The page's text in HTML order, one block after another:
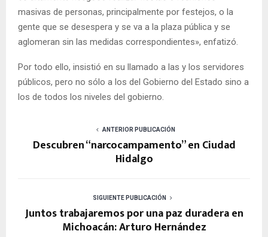
masivas de personas, principalmente por festejos, o la
gente que se desespera y se va a la plaza pública y se
aglomeran sin las medidas correspondientes», enfatizó.
Por todo ello, insistió en su llamado a las y los servidores
públicos, pero no sólo a los del Gobierno del Estado sino a
los de todos los niveles del gobierno.
ANTERIOR PUBLICACIÓN
Descubren “narcocampamento” en Ciudad
Hidalgo
SIGUIENTE PUBLICACIÓN
Juntos trabajaremos por una paz duradera en
Michoacán: Arturo Hernández